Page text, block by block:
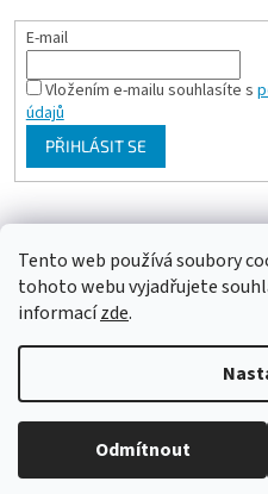
Tento web používá soubory
tohoto webu vyjadřujete
informacízde.
Odmítnout
E-mail
Vložením e-mailu souhlasíte s
údajů
PŘIHLÁSIT SE
Copyright 2026ePapousek.cz.